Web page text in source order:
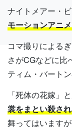
ナイトメアー・
モーションアニ
コマ撮りによる
さがCGなどに比
ティム・バート
「死体の花嫁」
裳をまとい殺さ
舞ってはいますが